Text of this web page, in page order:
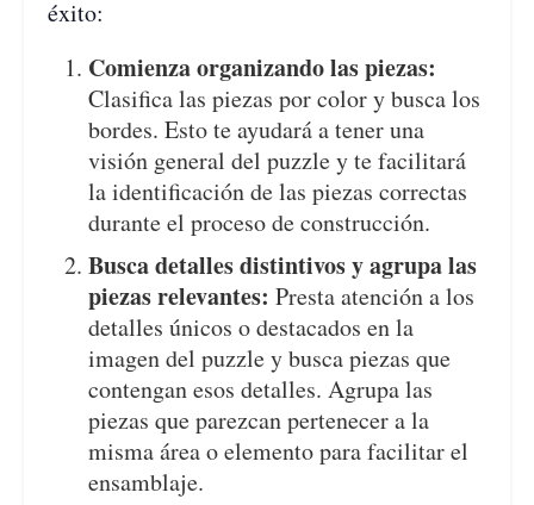
éxito:
Comienza organizando las piezas:
Clasifica las piezas por color y busca los
bordes. Esto te ayudará a tener una
visión general del puzzle y te facilitará
la identificación de las piezas correctas
durante el proceso de construcción.
Busca detalles distintivos y agrupa las
piezas relevantes: Presta atención a los
detalles únicos o destacados en la
imagen del puzzle y busca piezas que
contengan esos detalles. Agrupa las
piezas que parezcan pertenecer a la
misma área o elemento para facilitar el
ensamblaje.